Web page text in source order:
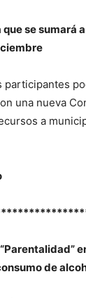
se sumará
participantes
una nueva
a
de